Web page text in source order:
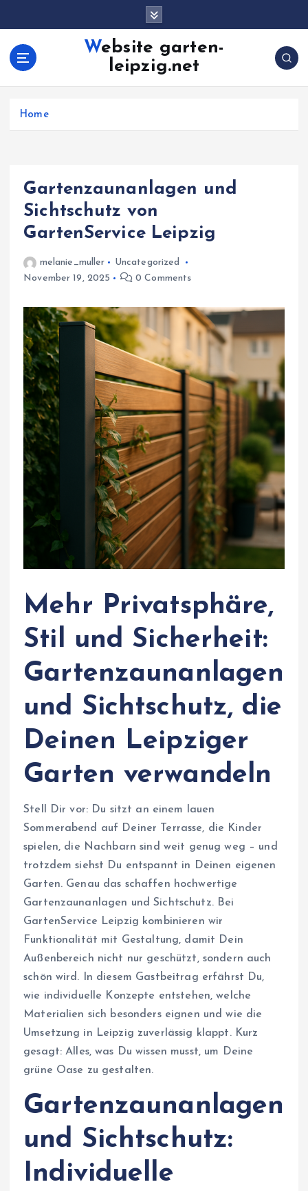
o
Website garten-
leipzig.net
Home
Gartenzaunanlagen und
Sichtschutz von
GartenService Leipzig
melanie_muller
Uncategorized
November 19, 2025
0 Comments
Mehr Privatsphäre,
Stil und Sicherheit:
Gartenzaunanlagen
und Sichtschutz, die
Deinen Leipziger
Garten verwandeln
Stell Dir vor: Du sitzt an einem lauen
Sommerabend auf Deiner Terrasse, die Kinder
spielen, die Nachbarn sind weit genug weg – und
trotzdem siehst Du entspannt in Deinen eigenen
Garten. Genau das schaffen hochwertige
Gartenzaunanlagen und Sichtschutz. Bei
GartenService Leipzig kombinieren wir
Funktionalität mit Gestaltung, damit Dein
Außenbereich nicht nur geschützt, sondern auch
schön wird. In diesem Gastbeitrag erfährst Du,
wie individuelle Konzepte entstehen, welche
Materialien sich besonders eignen und wie die
Umsetzung in Leipzig zuverlässig klappt. Kurz
gesagt: Alles, was Du wissen musst, um Deine
grüne Oase zu gestalten.
Gartenzaunanlagen
und Sichtschutz:
Individuelle